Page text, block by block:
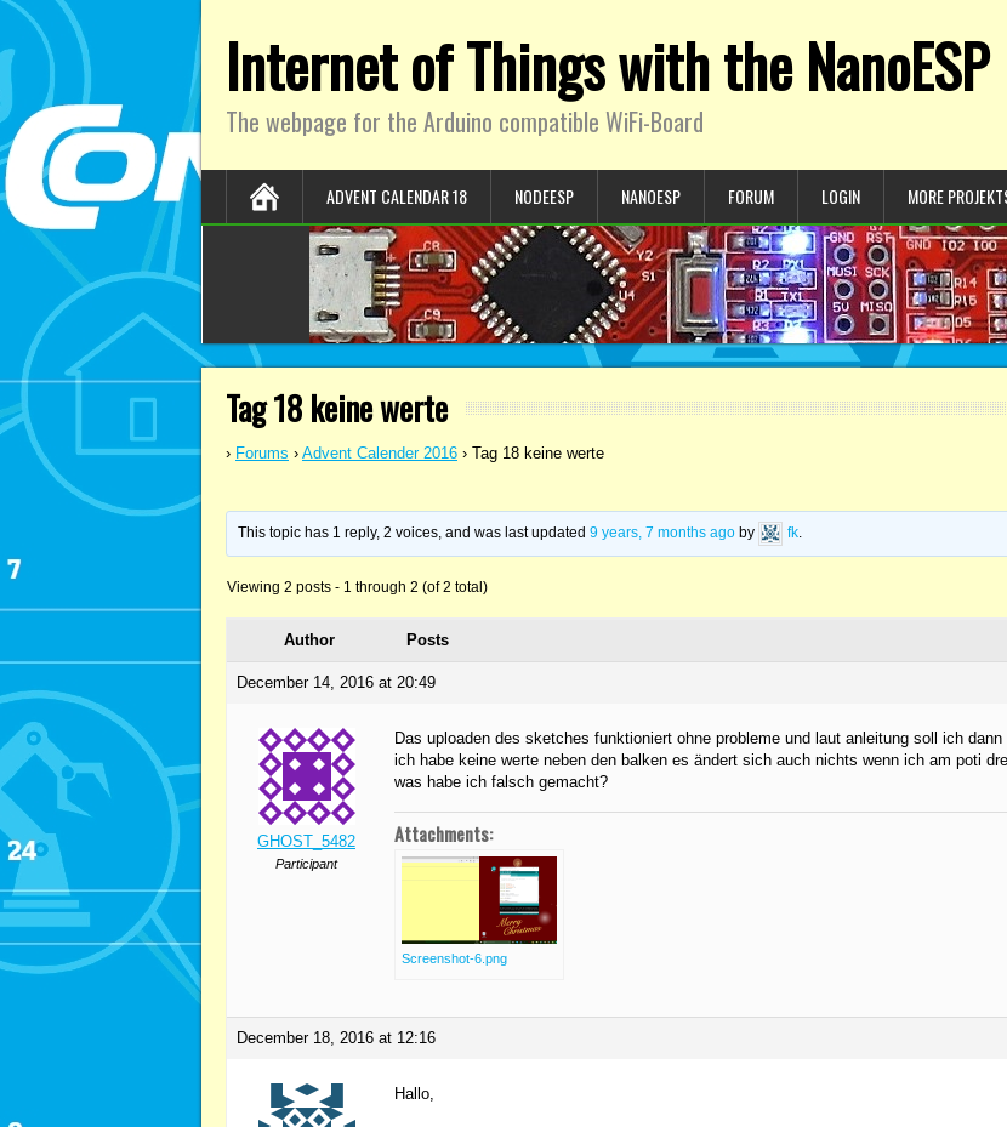
Internet of Things with the NanoESP
The webpage for the Arduino compatible WiFi-Board
ADVENT CALENDAR 18 NODEESP NANOESP FORUM LOGIN MORE
Tag 18 keine werte
› Forums › Advent Calender 2016 › Tag 18 keine werte
This topic has 1 reply, 2 voices, and was last updated9 years, 7 months ago by fk.
Viewing 2 posts - 1 through 2 (of 2 total)
Author Posts
December 14, 2016 at 20:49
GHOST_5482
Participant
Das uploaden des sketches funktioniert ohne probleme und laut anleitung soll ich
ich habe keine werte neben den balken es ändert sich auch nichts wenn ich am poti
was habe ich falsch gemacht?
Attachments:
Screenshot-6.png
December 18, 2016 at 12:16
Hallo,